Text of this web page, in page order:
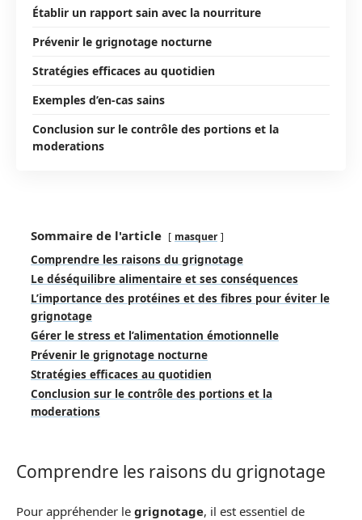
Établir un rapport sain avec la nourriture
Prévenir le grignotage nocturne
Stratégies efficaces au quotidien
Exemples d’en-cas sains
Conclusion sur le contrôle des portions et la
moderations
Sommaire de l'article masquer
Comprendre les raisons du grignotage
Le déséquilibre alimentaire et ses conséquences
L’importance des protéines et des fibres pour éviter le
grignotage
Gérer le stress et l’alimentation émotionnelle
Prévenir le grignotage nocturne
Stratégies efficaces au quotidien
Conclusion sur le contrôle des portions et la
moderations
Comprendre les raisons du grignotage
Pour appréhender le grignotage, il est essentiel de